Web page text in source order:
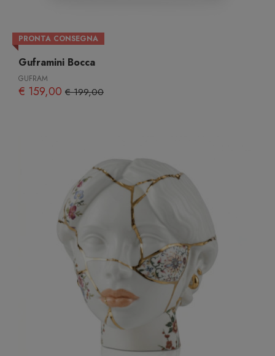
PRONTA CONSEGNA
Guframini Bocca
GUFRAM
€ 159,00 € 199,00